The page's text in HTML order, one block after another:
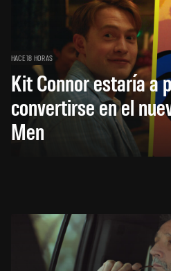
HACE 18 HORAS
Kit Connor estaría a
convertirse en el
Men